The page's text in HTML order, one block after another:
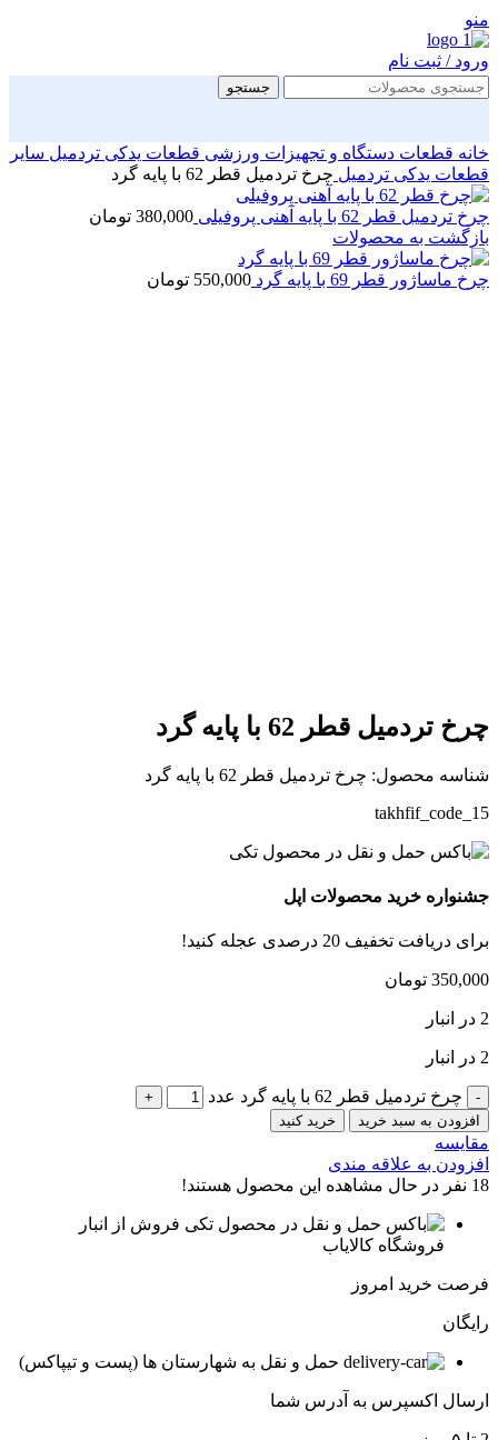
منو
ورود / ثبت نام
جستجو
خانه قطعات دستگاه و تجهیزات ورزشی قطعات یدکی تردمیل سایر
قطعات یدکی تردمیل چرخ تردمیل قطر 62 با پایه گرد
چرخ تردمیل قطر 62 با پایه آهنی پروفیلی 380,000 تومان
بازگشت به محصولات
چرخ ماساژور قطر 69 با پایه گرد 550,000 تومان
چرخ تردمیل قطر 62 با پایه گرد
شناسه محصول: چرخ تردمیل قطر 62 با پایه گرد
takhfif_code_15
جشنواره خرید محصولات اپل
برای دریافت تخفیف 20 درصدی عجله کنید!
350,000 تومان
2 در انبار
2 در انبار
چرخ تردمیل قطر 62 با پایه گرد عدد
افزودن به سبد خرید خرید کنید
مقایسه
افزودن به علاقه مندی
18 نفر در حال مشاهده این محصول هستند!
فروش از انبار
فروشگاه کالایاب
فرصت خرید امروز
رایگان
حمل و نقل به شهارستان ها (پست و تیپاکس)
ارسال اکسپرس به آدرس شما